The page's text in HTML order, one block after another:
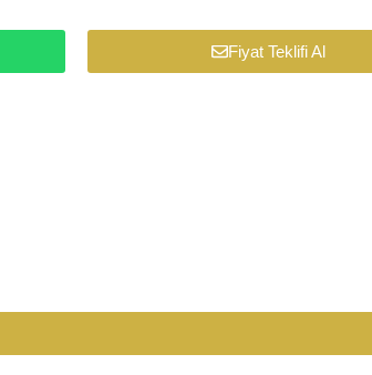
Fiyat Teklifi Al